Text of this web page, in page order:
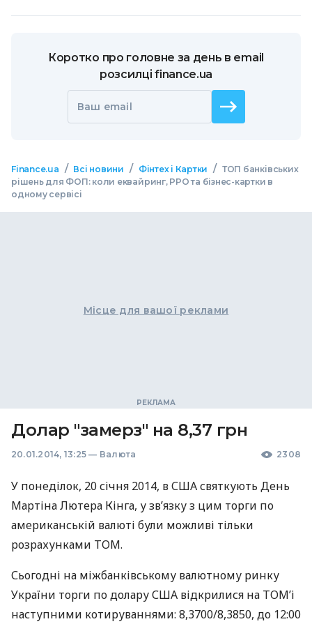
Коротко про головне за день в email
розсилці finance.ua
Ваш email
Finance.ua / Всі новини / Фінтех і Картки / ТОП банківських
рішень для ФОП: коли еквайринг, РРО та бізнес-картки в
одному сервісі
Місце для вашої реклами
Долар "замерз" на 8,37 грн
20.01.2014, 13:25 — Валюта 2308
У понеділок, 20 січня 2014, вСШАсвяткують День
Мартіна Лютера Кінга, у зв’язку з цим торги по
американській валюті були можливі тільки
розрахунками ТОМ.
Сьогодні на міжбанківському валютному ринку
України торги по доларуСША відкрилися на ТОМ’і
наступними котируваннями: 8,3700/8,3850, до 12:00